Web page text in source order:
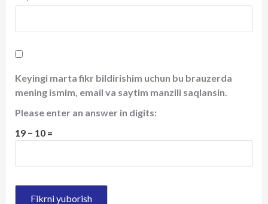
Keyingi marta fikr bildirishim uchun bu brauzerda
mening ismim, email va saytim manzili saqlansin.
Please enter an answer in digits:
19 − 10 =